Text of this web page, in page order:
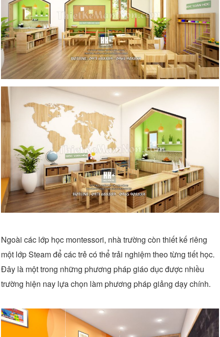
Ngoài các lớp học montessori, nhà trường còn thiết kế riêng
một lớp Steam để các trẻ có thể trải nghiệm theo từng tiết học.
Đây là một trong những phương pháp giáo dục được nhiều
trường hiện nay lựa chọn làm phương pháp giảng dạy chính.